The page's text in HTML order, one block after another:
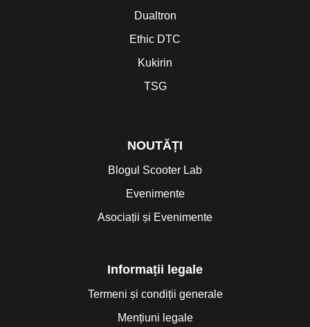
Dualtron
Ethic DTC
Kukirin
TSG
NOUTĂȚI
Blogul Scooter Lab
Evenimente
Asociații și Evenimente
Informații legale
Termeni și condiții generale
Mențiuni legale